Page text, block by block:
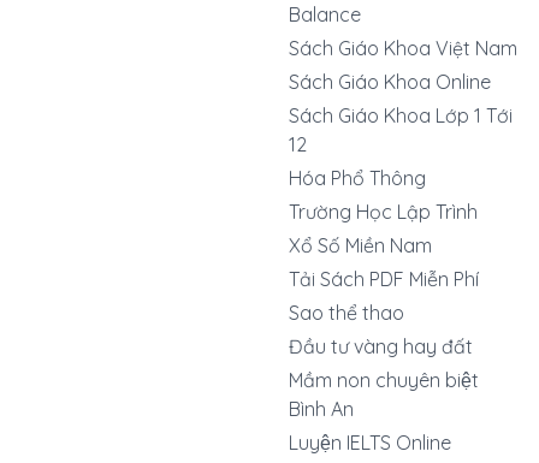
Balance
Sách Giáo Khoa Việt Nam
Sách Giáo Khoa Online
Sách Giáo Khoa Lớp 1 Tới
12
Hóa Phổ Thông
Trường Học Lập Trình
Xổ Số Miền Nam
Tải Sách PDF Miễn Phí
Sao thể thao
Đầu tư vàng hay đất
Mầm non chuyên biệt
Bình An
Luyện IELTS Online